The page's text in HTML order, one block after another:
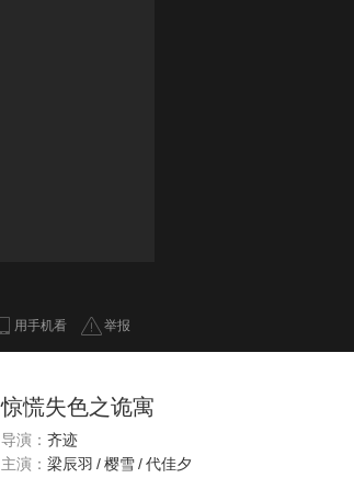
用手机看 举报
惊慌失色之诡寓
导演： 齐迹
主演： 梁辰羽 /樱雪/代佳夕